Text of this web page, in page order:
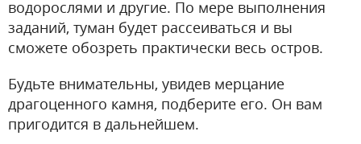
водорослями и другие. По мере выполнения
заданий, туман будет рассеиваться и вы
сможете обозреть практически весь остров.
Будьте внимательны, увидев мерцание
драгоценного камня, подберите его. Он вам
пригодится в дальнейшем.